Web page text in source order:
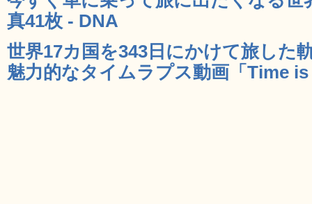
真41枚 - DNA
世界17カ国を343日にかけて旅した
魅力的なタイムラプス動画「Time